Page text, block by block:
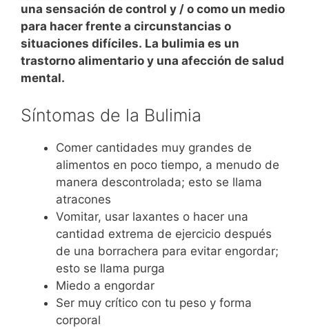
una sensación de control y / o como un medio
para hacer frente a circunstancias o
situaciones difíciles. La bulimia es un
trastorno alimentario y una afección de salud
mental.
Síntomas de la Bulimia
Comer cantidades muy grandes de
alimentos en poco tiempo, a menudo de
manera descontrolada; esto se llama
atracones
Vomitar, usar laxantes o hacer una
cantidad extrema de ejercicio después
de una borrachera para evitar engordar;
esto se llama purga
Miedo a engordar
Ser muy crítico con tu peso y forma
corporal